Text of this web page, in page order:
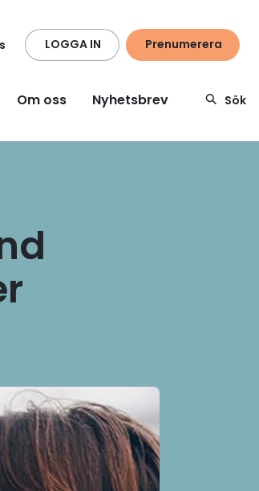
LOGGA IN Prenumerera
Om oss Nyhetsbrev Sök